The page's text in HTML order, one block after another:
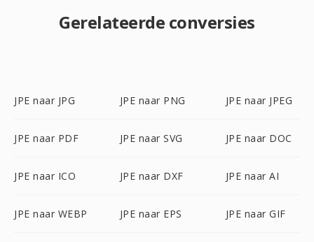
Gerelateerde conversies
JPE naar JPG JPE naar PNG JPE naar JPEG
JPE naar PDF JPE naar SVG JPE naar DOC
JPE naar ICO JPE naar DXF JPE naar AI
JPE naar WEBP JPE naar EPS JPE naar GIF